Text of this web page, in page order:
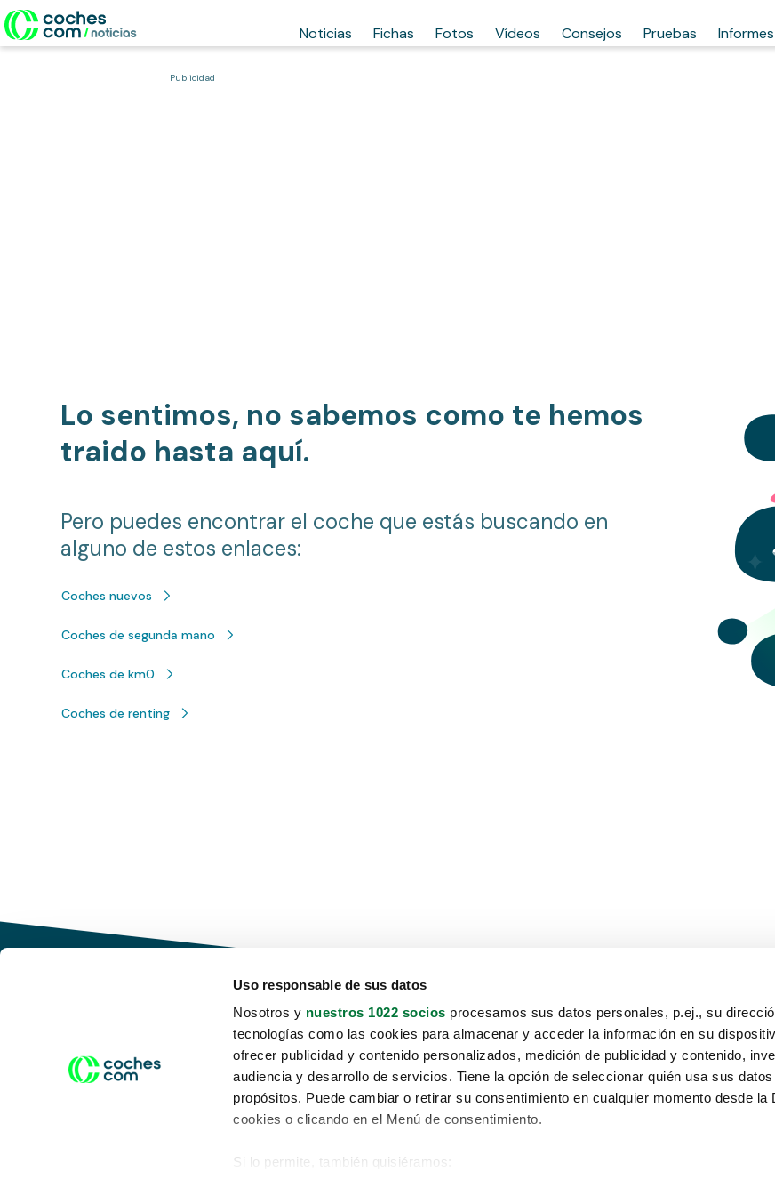
Uso responsable de sus datos
Nosotros y nuestros 1022 socios procesamos sus datos personales, p.ej., su
tecnologías como las cookies para almacenar y acceder la información en su
ofrecer publicidad y contenido personalizados, medición de publicidad y contenido,
audiencia y desarrollo de servicios. Tiene la opción de seleccionar quién usa sus
propósitos. Puede cambiar o retirar su consentimiento en cualquier momento desde la
cookies o clicando en el Menú de consentimiento.
Si lo permite, también quisiéramos:
Noticias Fichas Fotos Vídeos Consejos Pruebas Informes
Publicidad
Lo sentimos, no sabemos como te hemos
traido hasta aquí.
Pero puedes encontrar el coche que estás buscando en
alguno de estos enlaces:
Coches nuevos
Coches de segunda mano
Coches de km0
Coches de renting
Conduce tu futuro,
desata tu movilidad